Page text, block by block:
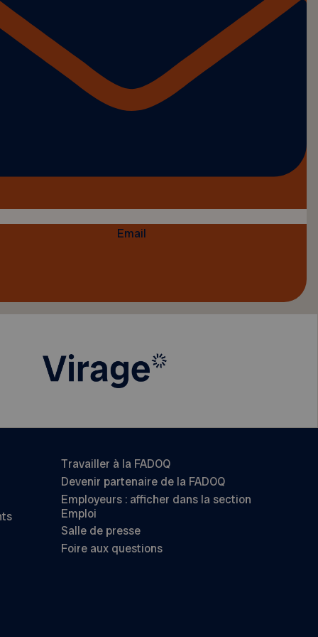
Email
Travailler à la FADOQ
Devenir partenaire de la FADOQ
Employeurs : afficher dans la section
Emploi
Salle de presse
Foire aux questions